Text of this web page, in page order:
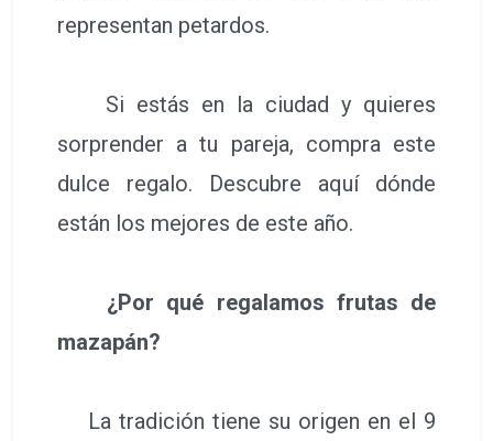
representan petardos.
Si estás en la ciudad y quieres
sorprender a tu pareja, compra este
dulce regalo. Descubre aquí dónde
están los mejores de este año.
¿Por qué regalamos frutas de
mazapán?
La tradición tiene su origen en el 9